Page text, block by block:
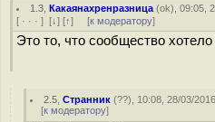
1.3 ,Какаянахренразница (ok), 09:05,
[ · · · ] [↓] [↑] [к модератору]
Это то, что сообщество
2.5 ,Странник (??), 10:08, 28/03/
[к модератору]